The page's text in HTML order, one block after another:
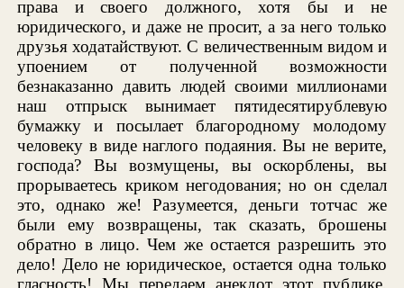
права и своего должного, хотя бы и не
юридического, и даже не просит, а за него только
друзья ходатайствуют. С величественным видом и
упоением от полученной возможности
безнаказанно давить людей своими миллионами
наш отпрыск вынимает пятидесятирублевую
бумажку и посылает благородному молодому
человеку в виде наглого подаяния. Вы не верите,
господа? Вы возмущены, вы оскорблены, вы
прорываетесь криком негодования; но он сделал
это, однако же! Разумеется, деньги тотчас же
были ему возвращены, так сказать, брошены
обратно в лицо. Чем же остается разрешить это
дело! Дело не юридическое, остается одна только
гласность! Мы передаем анекдот этот публике,